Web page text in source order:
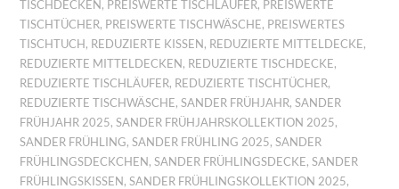
TISCHDECKEN , PREISWERTE TISCHLÄUFER, PREISWERTE
TISCHTÜCHER, PREISWERTE TISCHWÄSCHE, PREISWERTES
TISCHTUCH , REDUZIERTE KISSEN , REDUZIERTE MITTELDECKE,
REDUZIERTE MITTELDECKEN , REDUZIERTE TISCHDECKE,
REDUZIERTE TISCHLÄUFER, REDUZIERTE TISCHTÜCHER,
REDUZIERTE TISCHWÄSCHE,SANDER FRÜHJAHR,SANDER
FRÜHJAHR 2025,SANDER FRÜHJAHRSKOLLEKTION 2025,
SANDER FRÜHLING,SANDER FRÜHLING 2025,SANDER
FRÜHLINGSDECKCHEN ,SANDER FRÜHLINGSDECKE,SANDER
FRÜHLINGSKISSEN ,SANDER FRÜHLINGSKOLLEKTION 2025,